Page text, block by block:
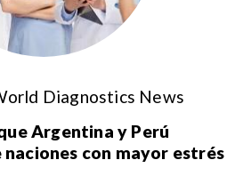
Diagnostics News
Argentina y Perú
con mayor estrés